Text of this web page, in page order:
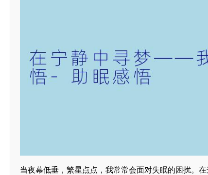
当夜幕低垂，繁星点点，我常常会面对失眠的困扰。